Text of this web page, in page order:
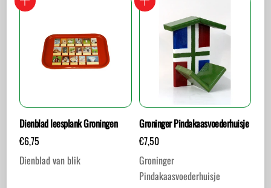
Dienblad leesplank Groningen
€6,75
Dienblad van blik
Groninger Pindakaasvoederhuisje
€7,50
Groninger
Pindakaasvoederhuisje